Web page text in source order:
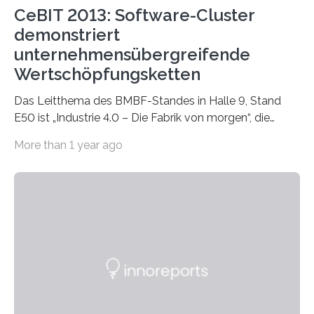
CeBIT 2013: Software-Cluster
demonstriert
unternehmensübergreifende
Wertschöpfungsketten
Das Leitthema des BMBF-Standes in Halle 9, Stand
E50 ist „Industrie 4.0 – Die Fabrik von morgen“, die
Kontext…
More than 1 year ago